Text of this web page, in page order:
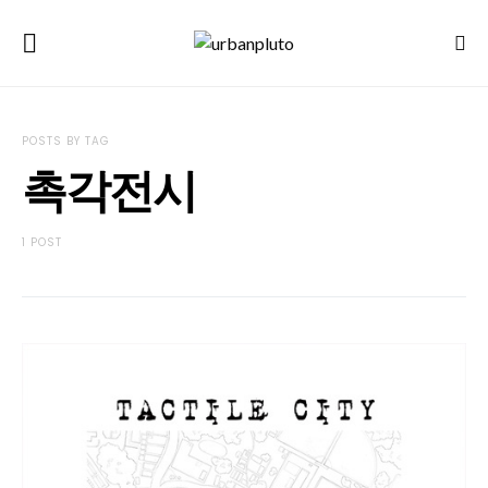
POSTS BY TAG
촉각전시
1 POST